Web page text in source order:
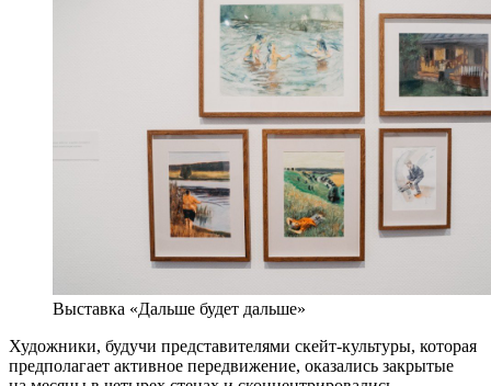
Выставка «Дальше будет дальше»
Художники, будучи представителями скейт-культуры, которая
предполагает активное передвижение, оказались закрытые